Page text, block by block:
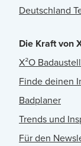
Deutschland
Die Kraft von
X²O
Finde deinen
Badplaner
Trends und
Für den